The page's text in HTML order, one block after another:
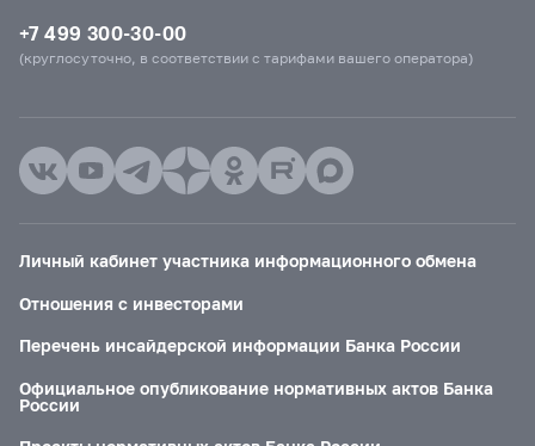
+7 499 300-30-00
(круглосуточно, в соответствии с тарифами вашего оператора)
Личный кабинет участника информационного обмена
Отношения с инвесторами
Перечень инсайдерской информации Банка России
Официальное опубликование нормативных актов Банка
России